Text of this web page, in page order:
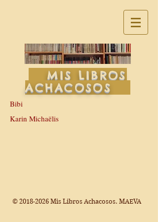
MIS LIBROS
ACHACOSOS
Bibi
Karin Michaëlis
© 2018-2026 Mis Libros Achacosos. MAEVA